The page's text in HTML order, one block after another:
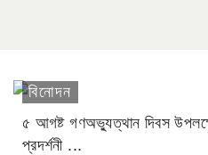
বিনোদন
৫ আগষ্ট গণঅভ্যুত্থান দিবস
প্রদর্শনী ...